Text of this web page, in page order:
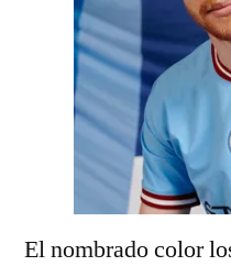
El nombrado color